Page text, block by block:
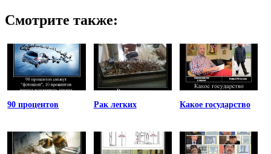
Смотрите также:
90 процентов Рак легких Какое государство